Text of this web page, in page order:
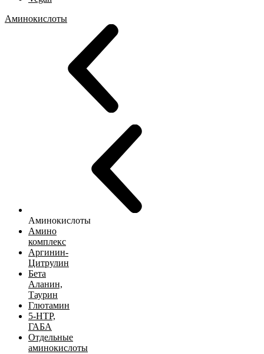
Аминокислоты
Аминокислоты
Амино
комплекс
Аргинин-
Цитрулин
Бета
Аланин,
Таурин
Глютамин
5-HTP,
ГАБА
Отдельные
аминокислоты